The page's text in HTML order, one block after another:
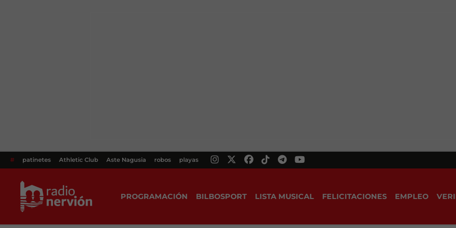
# patinetes Athletic Club Aste Nagusia robos playas
PROGRAMACIÓN BILBOSPORT LISTA MUSICAL FELICITACIONES EMPLEO